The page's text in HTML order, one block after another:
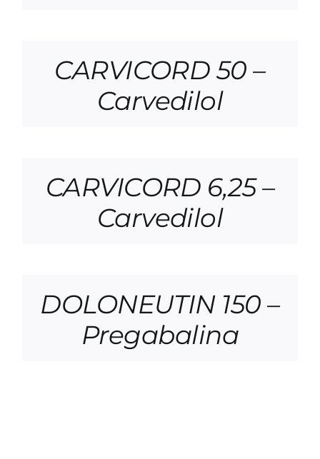
CARVICORD 50 –
Carvedilol
CARVICORD 6,25 –
Carvedilol
DOLONEUTIN 150 –
Pregabalina